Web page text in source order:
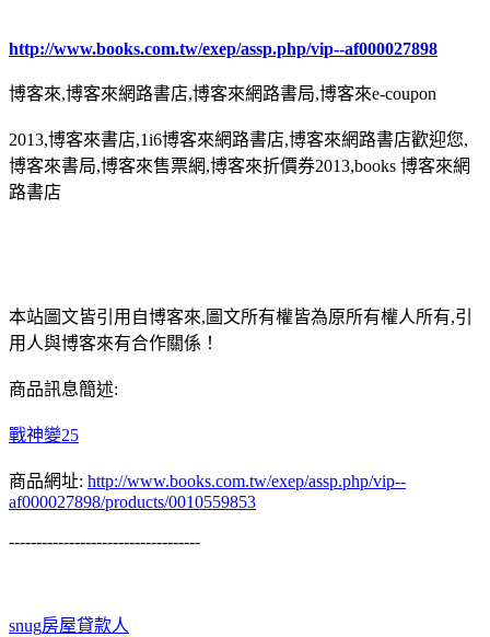
http://www.books.com.tw/exep/assp.php/vip--af000027898
博客來,博客來網路書店,博客來網路書局,博客來e-coupon
2013,博客來書店,1i6博客來網路書店,博客來網路書店歡迎您,
博客來書局,博客來售票網,博客來折價券2013,books 博客來網
路書店
本站圖文皆引用自博客來,圖文所有權皆為原所有權人所有,引
用人與博客來有合作關係！
商品訊息簡述:
戰神變25
商品網址: http://www.books.com.tw/exep/assp.php/vip--
af000027898/products/0010559853
-----------------------------------
snug房屋貸款人